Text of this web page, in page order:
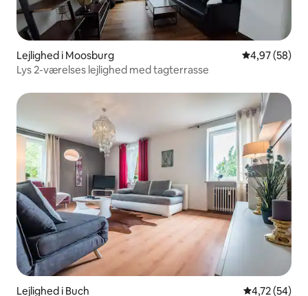
Lejlighed i Moosburg 4,97 ud af 5 i
4,97 (58)
Lys 2-værelses lejlighed med tagterrasse
Lejlighed i Buch 4,72 ud af 5
4,72 (54)